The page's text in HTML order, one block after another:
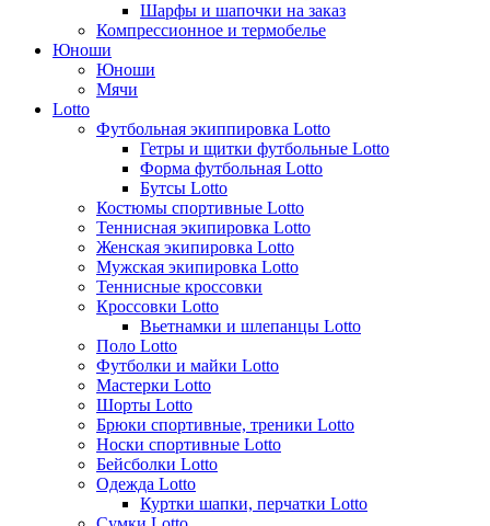
Шарфы и шапочки на заказ
Компрессионное и термобелье
Юноши
Юноши
Мячи
Lotto
Футбольная экиппировка Lotto
Гетры и щитки футбольные Lotto
Форма футбольная Lotto
Бутсы Lotto
Костюмы спортивные Lotto
Теннисная экипировка Lotto
Женская экипировка Lotto
Мужская экипировка Lotto
Теннисные кроссовки
Кроссовки Lotto
Вьетнамки и шлепанцы Lotto
Поло Lotto
Футболки и майки Lotto
Мастерки Lotto
Шорты Lotto
Брюки спортивные, треники Lotto
Носки спортивные Lotto
Бейсболки Lotto
Одежда Lotto
Куртки шапки, перчатки Lotto